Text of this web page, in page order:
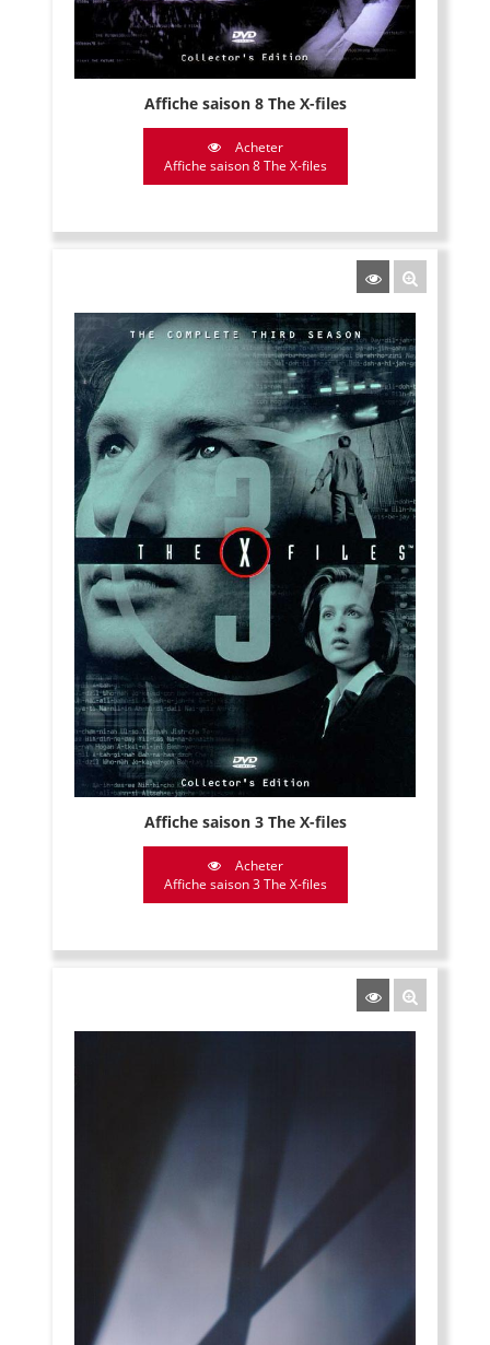
Affiche saison 8 The X-files
Acheter
Affiche saison 8 The X-files
Affiche saison 3 The X-files
Acheter
Affiche saison 3 The X-files